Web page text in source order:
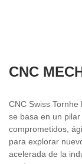
CNC
CNC Swiss
se basa en un
comprometidos,
para explorar
acelerada de la